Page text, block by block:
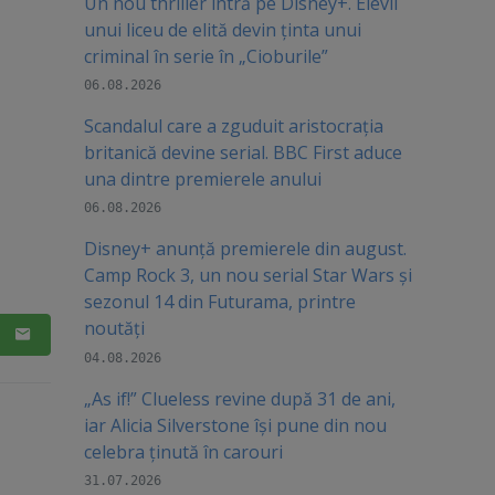
unui liceu de elită devin ținta unui
criminal în serie în „Cioburile”
06.08.2026
Scandalul care a zguduit aristocrația
britanică devine serial. BBC First aduce
una dintre premierele anului
06.08.2026
Disney+ anunță premierele din august.
Camp Rock 3, un nou serial Star Wars și
sezonul 14 din Futurama, printre
noutăți
04.08.2026
„As if!” Clueless revine după 31 de ani,
iar Alicia Silverstone își pune din nou
celebra ținută în carouri
31.07.2026